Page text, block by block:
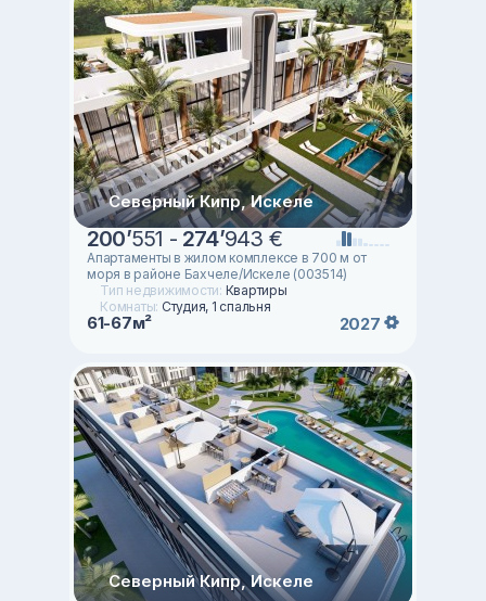
Северный Кипр, Искеле
200’551 - 274’943 €
Апартаменты в жилом комплексе в 700 м от
моря в районе Бахчеле/Искеле (003514)
Тип недвижимости: Квартиры
Комнаты: Студия, 1 спальня
61-67м² 2027
Северный Кипр, Искеле